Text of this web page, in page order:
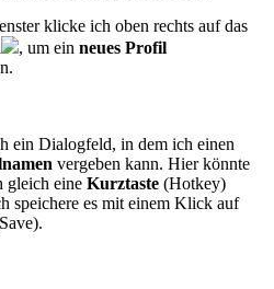
klicke ich oben rechts auf das
, um ein neues Profil
ein Dialogfeld, in dem ich einen
vergeben kann. Hier könnte
gleich eine Kurztaste (Hotkey)
speichere es mit einem Klick auf